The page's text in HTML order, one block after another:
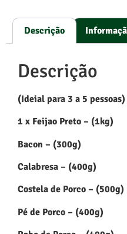
Descrição
Descrição
(Ideial para 3 a 5 pessoas)
1 x Feijao Preto – (1kg)
Bacon – (300g)
Calabresa – (400g)
Costela de Porco – (500g)
Pé de Porco – (400g)